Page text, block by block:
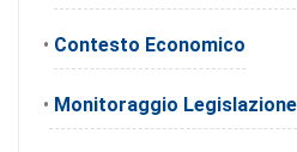
• Contesto Economico
• Monitoraggio